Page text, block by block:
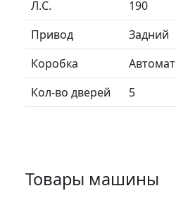
Л.C.
190
Привод
Задний
Коробка
Автомат
Кол-во дверей
5
Товары машины